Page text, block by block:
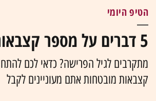
הטיפ היומי
5 דברים על מספר קצבאות מובטחות
מתקרבים לגיל הפרישה? כדאי לכם
קצבאות מובטחות אתם מעוניינים לקבל